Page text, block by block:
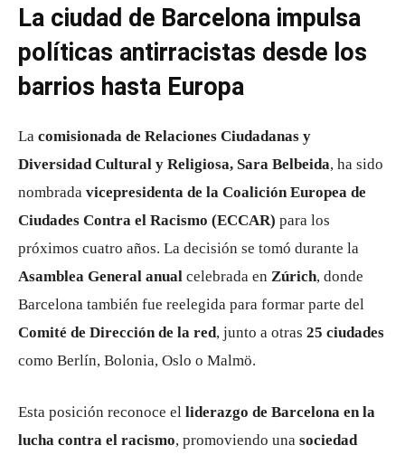
La ciudad de Barcelona impulsa
políticas antirracistas desde los
barrios hasta Europa
La comisionada de Relaciones Ciudadanas y
Diversidad Cultural y Religiosa, Sara Belbeida, ha sido
nombrada vicepresidenta de la Coalición Europea de
Ciudades Contra el Racismo (ECCAR) para los
próximos cuatro años. La decisión se tomó durante la
Asamblea General anual celebrada en Zúrich, donde
Barcelona también fue reelegida para formar parte del
Comité de Dirección de la red, junto a otras 25 ciudades
como Berlín, Bolonia, Oslo o Malmö.
Esta posición reconoce el liderazgo de Barcelona en la
lucha contra el racismo, promoviendo una sociedad